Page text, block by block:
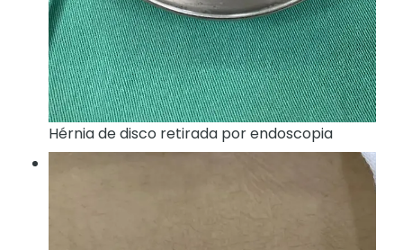
Hérnia de disco retirada por endoscopia